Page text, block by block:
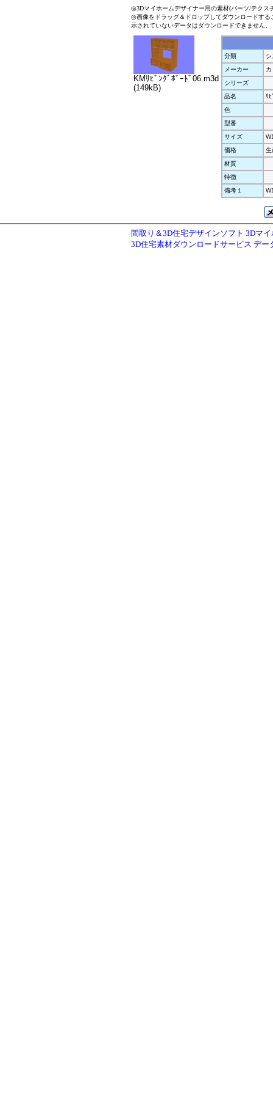
◎3Dマイホームデザイナー用の素材(パーツ/テクス
◎画像をドラッグ＆ドロップしてダウンロードす
示されていないデータはダウンロードできません。
KMﾘﾋﾞﾝｸﾞﾎﾞｰﾄﾞ06.m3d
(149kB)
分類
メーカー
シリーズ
品名
ﾘ
色
型番
サイズ
価格
生
材質
特徴
備考１
間取り＆3D住宅デザインソフト 3Dマ
3D住宅素材ダウンロードサービス デー